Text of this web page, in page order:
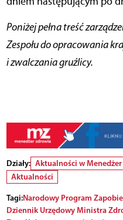
Poniżej pełna treść
Zespołu do opracowania
i zwalczania gruźlicy.
Działy: Aktualności w
Aktualności
Tagi:Narodowy Program
Dziennik Urzędowy Ministra